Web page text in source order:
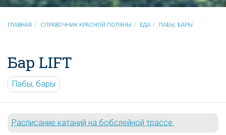
ГЛАВНАЯ СПРАВОЧНИК КРАСНОЙ ПОЛЯНЫ ЕДА ПАБЫ, БАРЫ
Бар LIFT
Пабы, бары
Расписание катаний на бобслейной трассе.